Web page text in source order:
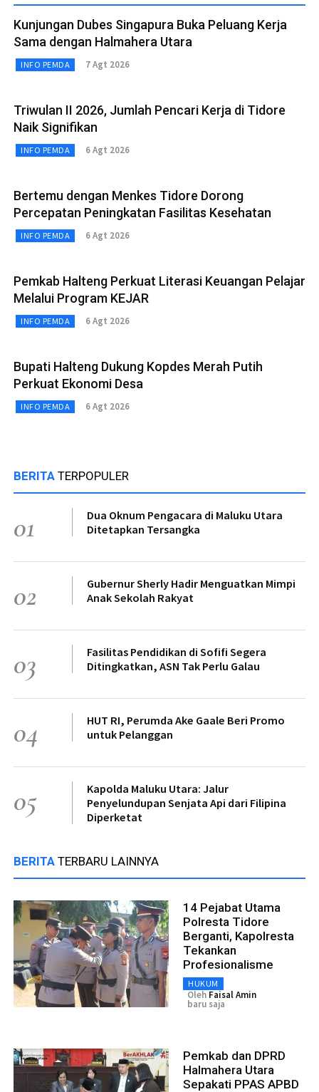
Kunjungan Dubes Singapura Buka Peluang Kerja
Sama dengan Halmahera Utara
INFO PEMDA 7 Agt 2026
Triwulan II 2026, Jumlah Pencari Kerja di Tidore
Naik Signifikan
INFO PEMDA 6 Agt 2026
Bertemu dengan Menkes Tidore Dorong
Percepatan Peningkatan Fasilitas Kesehatan
INFO PEMDA 6 Agt 2026
Pemkab Halteng Perkuat Literasi Keuangan Pelajar
Melalui Program KEJAR
INFO PEMDA 6 Agt 2026
Bupati Halteng Dukung Kopdes Merah Putih
Perkuat Ekonomi Desa
INFO PEMDA 6 Agt 2026
BERITA TERPOPULER
01
Dua Oknum Pengacara di Maluku Utara
Ditetapkan Tersangka
02
Gubernur Sherly Hadir Menguatkan Mimpi
Anak Sekolah Rakyat
03
Fasilitas Pendidikan di Sofifi Segera
Ditingkatkan, ASN Tak Perlu Galau
04
HUT RI, Perumda Ake Gaale Beri Promo
untuk Pelanggan
05
Kapolda Maluku Utara: Jalur
Penyelundupan Senjata Api dari Filipina
Diperketat
BERITA TERBARU LAINNYA
14 Pejabat Utama
Polresta Tidore
Berganti, Kapolresta
Tekankan
Profesionalisme
HUKUM
Oleh Faisal Amin
baru saja
Pemkab dan DPRD
Halmahera Utara
Sepakati PPAS APBD